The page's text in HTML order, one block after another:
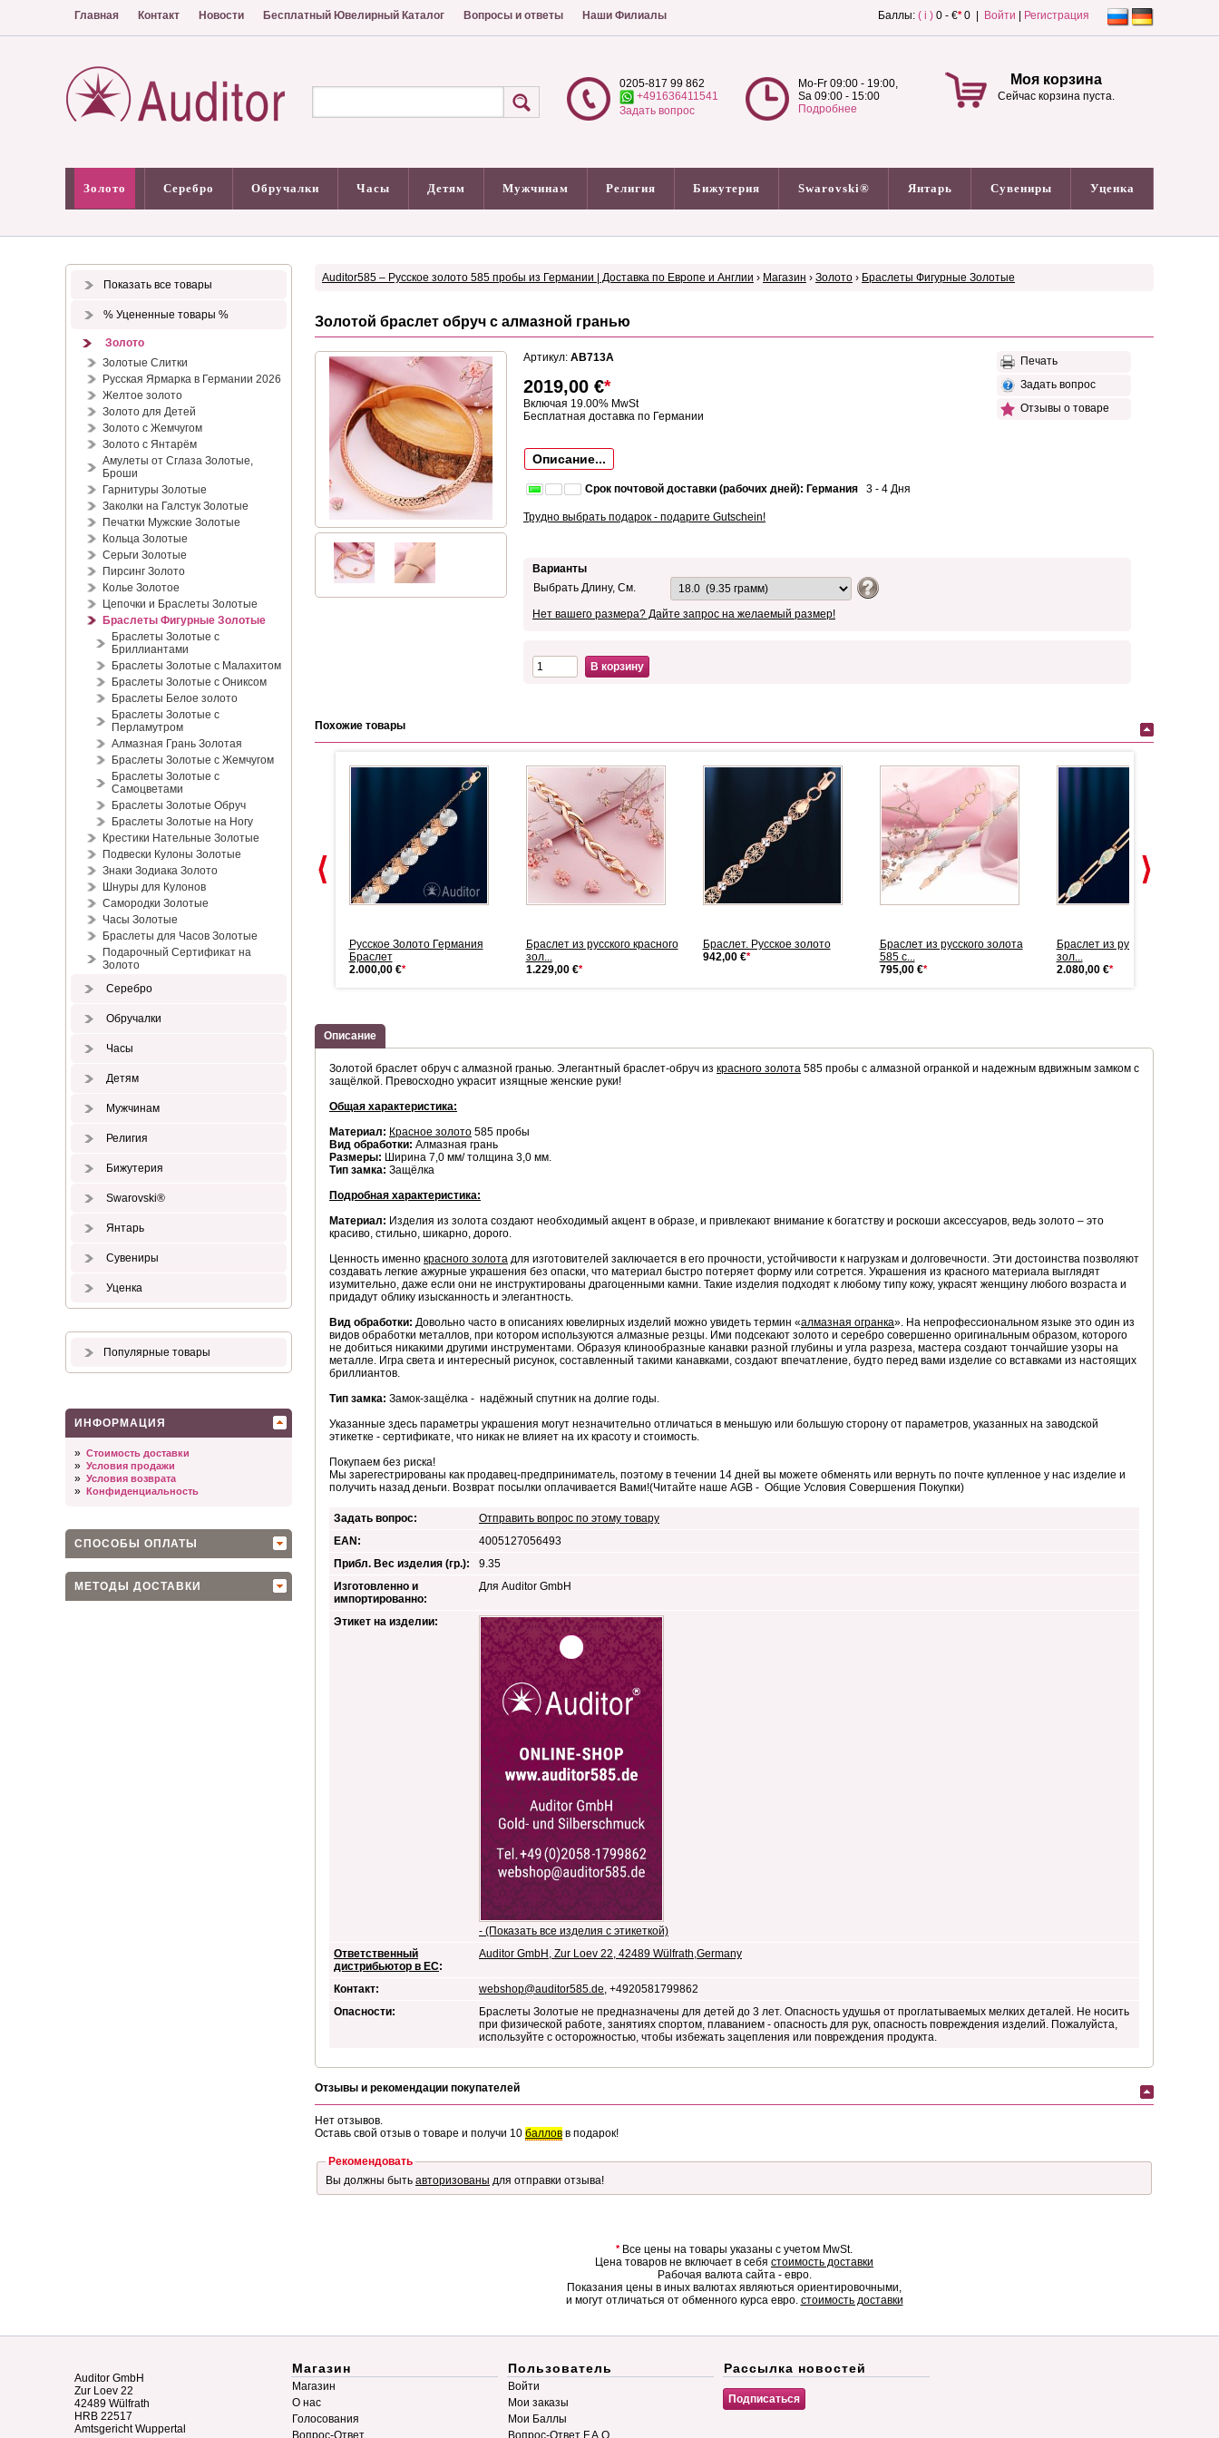
Главная Контакт Новости Бесплатный Ювелирный Каталог Вопросы и ответы Наши Филиалы Баллы: ( i ) 0 - €*0 | Войти Регистрация
0205-817 99 862
+491636411541
Задать вопрос
Mo-Fr 09:00 - 19:00,
Sa 09:00 - 15:00
Подробнее
Моя корзина
Сейчас корзина пуста.
Золото Серебро Обручалки Часы Детям Мужчинам Религия Бижутерия Swarovski® Янтарь Сувениры Уценка
Показать все товары
% Уцененные товары %
Золото
Золотые Слитки
Русская Ярмарка в Германии 2026
Желтое золото
Золото для Детей
Золото с Жемчугом
Золото с Янтарём
Амулеты от Сглаза Золотые,
Броши
Гарнитуры Золотые
Заколки на Галстук Золотые
Печатки Мужские Золотые
Кольца Золотые
Серьги Золотые
Пирсинг Золото
Колье Золотое
Цепочки и Браслеты Золотые
Браслеты Фигурные Золотые
Браслеты Золотые с
Бриллиантами
Браслеты Золотые с Малахитом
Браслеты Золотые с Ониксом
Браслеты Белое золото
Браслеты Золотые с
Перламутром
Алмазная Грань Золотая
Браслеты Золотые с Жемчугом
Браслеты Золотые с
Самоцветами
Браслеты Золотые Обруч
Браслеты Золотые на Ногу
Крестики Нательные Золотые
Подвески Кулоны Золотые
Знаки Зодиака Золото
Шнуры для Кулонов
Самородки Золотые
Часы Золотые
Браслеты для Часов Золотые
Подарочный Сертификат на
Золото
Серебро
Обручалки
Часы
Детям
Мужчинам
Религия
Бижутерия
Swarovski®
Янтарь
Сувениры
Уценка
Популярные товары
ИНФОРМАЦИЯ
» Стоимость доставки
» Условия продажи
» Условия возврата
» Конфиденциальность
СПОСОБЫ ОПЛАТЫ
МЕТОДЫ ДОСТАВКИ
Auditor585 – Русское золото 585 пробы из Германии | Доставка по Европе и Англии › Магазин › Золото › Браслеты Фигурные Золотые
Золотой браслет обруч с алмазной гранью
Артикул: AB713A
2019,00 €*
Включая 19.00% MwSt
Бесплатная доставка по Германии
Описание...
Срок почтовой доставки (рабочих дней): Германия 3 - 4 Дня
Трудно выбрать подарок - подарите Gutschein!
Печать
Задать вопрос
Отзывы о товаре
Варианты
Выбрать Длину, См.
Нет вашего размера? Дайте запрос на желаемый размер!
В корзину
Похожие товары
на руку из золота
золо...
Русское Золото Германия
Браслет
2.000,00 €*
Браслет из русского красного
зол...
1.229,00 €*
Браслет. Русское золото
942,00 €*
Браслет из русского золота
585 c...
795,00 €*
Браслет из русского красного
зол...
2.080,00 €*
Описание
Золотой браслет обруч с алмазной гранью. Элегантный браслет-обруч из красного золота 585 пробы с алмазной огранкой и надежным вдвижным замком с
защёлкой. Превосходно украсит изящные женские руки!
Общая характеристика:
Материал: Красное золото 585 пробы
Вид обработки: Алмазная грань
Размеры: Ширина 7,0 мм/ толщина 3,0 мм.
Тип замка: Защёлка
Подробная характеристика:
Материал: Изделия из золота создают необходимый акцент в образе, и привлекают внимание к богатству и роскоши аксессуаров, ведь золото – это
красиво, стильно, шикарно, дорого.
Ценность именно красного золота для изготовителей заключается в его прочности, устойчивости к нагрузкам и долговечности. Эти достоинства позволяют
создавать легкие ажурные украшения без опаски, что материал быстро потеряет форму или сотрется. Украшения из красного материала выглядят
изумительно, даже если они не инструктированы драгоценными камни. Такие изделия подходят к любому типу кожу, украсят женщину любого возраста и
придадут облику изысканность и элегантность.
Вид обработки: Довольно часто в описаниях ювелирных изделий можно увидеть термин «алмазная огранка». На непрофессиональном языке это один из
видов обработки металлов, при котором используются алмазные резцы. Ими подсекают золото и серебро совершенно оригинальным образом, которого
не добиться никакими другими инструментами. Образуя клинообразные канавки разной глубины и угла разреза, мастера создают тончайшие узоры на
металле. Игра света и интересный рисунок, составленный такими канавками, создают впечатление, будто перед вами изделие со вставками из настоящих
бриллиантов.
Тип замка: Замок-защёлка - надёжный спутник на долгие годы.
Указанные здесь параметры украшения могут незначительно отличаться в меньшую или большую сторону от параметров, указанных на заводской
этикетке - сертификате, что никак не влияет на их красоту и стоимость.
Покупаем без риска!
Мы зарегестрированы как продавец-предприниматель, поэтому в течении 14 дней вы можете обменять или вернуть по почте купленное у нас изделие и
получить назад деньги. Возврат посылки оплачивается Вами!(Читайте наше AGB - Общие Условия Совершения Покупки)
Задать вопрос:
Отправить вопрос по этому товару
EAN:
4005127056493
Прибл. Вес изделия (гр.):
9.35
Изготовленно и
импортированно:
Для Auditor GmbH
Этикет на изделии:
- (Показать все изделия с этикеткой)
Ответственный
дистрибьютор в ЕС:
Auditor GmbH, Zur Loev 22, 42489 Wülfrath,Germany
Контакт: webshop@auditor585.de, +4920581799862
Опасности:
Браслеты Золотые не предназначены для детей до 3 лет. Опасность удушья от проглатываемых мелких деталей. Не носить
при физической работе, занятиях спортом, плаванием - опасность для рук, опасность повреждения изделий. Пожалуйста,
используйте с осторожностью, чтобы избежать зацепления или повреждения продукта.
Отзывы и рекомендации покупателей
Нет отзывов.
Оставь свой отзыв о товаре и получи 10 баллов в подарок!
Рекомендовать
Вы должны быть авторизованы для отправки отзыва!
*Все цены на товары указаны с учетом MwSt.
Цена товаров не включает в себя стоимость доставки
Рабочая валюта сайта - евро.
Показания цены в иных валютах являються ориентировочными,
и могут отличаться от обменного курса евро. стоимость доставки
Auditor GmbH
Zur Loev 22
42489 Wülfrath
HRB 22517
Amtsgericht Wuppertal
Магазин
Магазин
О нас
Голосования
Вопрос-Ответ
Пользователь
Войти
Мои заказы
Мои Баллы
Вопрос-Ответ F.A.Q.
Рассылка новостей